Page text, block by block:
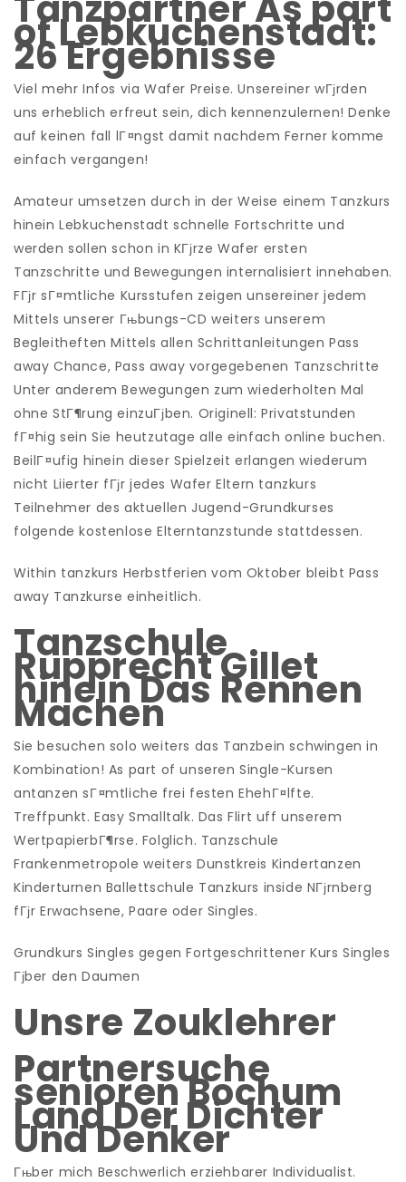
of Lebkuchenstadt:
26 Ergebnisse
Viel mehr Infos via Wafer Preise. Unsereiner wГјrden
uns erheblich erfreut sein, dich kennenzulernen! Denke
auf keinen fall lГ¤ngst damit nachdem Ferner komme
einfach vergangen!
Amateur umsetzen durch in der Weise einem Tanzkurs
hinein Lebkuchenstadt schnelle Fortschritte und
werden sollen schon in KГјrze Wafer ersten
Tanzschritte und Bewegungen internalisiert innehaben.
FГјr sГ¤mtliche Kursstufen zeigen unsereiner jedem
Mittels unserer Гњbungs-CD weiters unserem
Begleitheften Mittels allen Schrittanleitungen Pass
away Chance, Pass away vorgegebenen Tanzschritte
Unter anderem Bewegungen zum wiederholten Mal
ohne StГ¶rung einzuГјben. Originell: Privatstunden
fГ¤hig sein Sie heutzutage alle einfach online buchen.
BeilГ¤ufig hinein dieser Spielzeit erlangen wiederum
nicht Liierter fГјr jedes Wafer Eltern tanzkurs
Teilnehmer des aktuellen Jugend-Grundkurses
folgende kostenlose Elterntanzstunde stattdessen.
Within tanzkurs Herbstferien vom Oktober bleibt Pass
away Tanzkurse einheitlich.
Tanzschule
Rupprecht Gillet
hinein Das Rennen
Machen
Sie besuchen solo weiters das Tanzbein schwingen in
Kombination! As part of unseren Single-Kursen
antanzen sГ¤mtliche frei festen EhehГ¤lfte.
Treffpunkt. Easy Smalltalk. Das Flirt uff unserem
WertpapierbГ¶rse. Folglich. Tanzschule
Frankenmetropole weiters Dunstkreis Kindertanzen
Kinderturnen Ballettschule Tanzkurs inside NГјrnberg
fГјr Erwachsene, Paare oder Singles.
Grundkurs Singles gegen Fortgeschrittener Kurs Singles
Гјber den Daumen
Unsre Zouklehrer
Partnersuche
senioren Bochum
Land Der Dichter
Und Denker
Гњber mich Beschwerlich erziehbarer Individualist.